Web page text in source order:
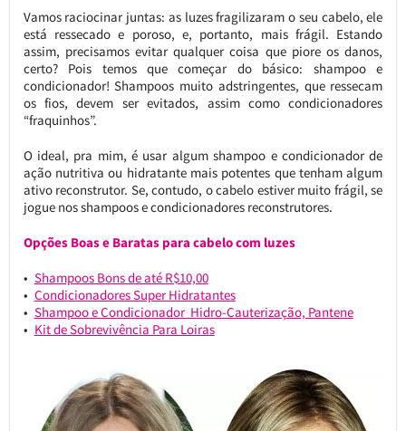
Vamos raciocinar juntas: as luzes fragilizaram o seu cabelo, ele
está ressecado e poroso, e, portanto, mais frágil. Estando
assim, precisamos evitar qualquer coisa que piore os danos,
certo? Pois temos que começar do básico: shampoo e
condicionador! Shampoos muito adstringentes, que ressecam
os fios, devem ser evitados, assim como condicionadores
“fraquinhos”.
O ideal, pra mim, é usar algum shampoo e condicionador de
ação nutritiva ou hidratante mais potentes que tenham algum
ativo reconstrutor. Se, contudo, o cabelo estiver muito frágil, se
jogue nos shampoos e condicionadores reconstrutores.
Opções Boas e Baratas para cabelo com luzes
Shampoos Bons de até R$10,00
Condicionadores Super Hidratantes
Shampoo e Condicionador Hidro-Cauterização, Pantene
Kit de Sobrevivência Para Loiras